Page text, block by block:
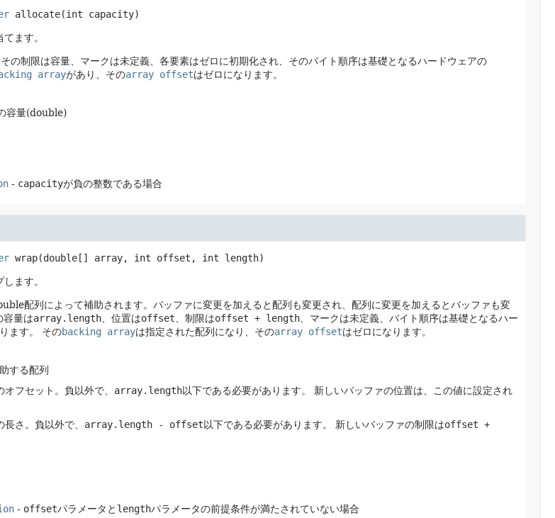
allocate(int capacity)
ます。
の制限は容量、マークは未定義、各要素はゼロに初期化され、そのバイト順序は基礎となるハードウェアの
arrayがあり、そのarray offsetはゼロになります。
容量(double)
- capacityが負の整数である場合
wrap(double[] array, int offset, int length)
ます。
配列によって補助されます。バッファに変更を加えると配列も変更され、配列に変更を加えるとバッファも変
容量はarray.length、位置はoffset 、制限はoffset + length、マークは未定義、バイト順序は基礎となるハー
ます。 そのbacking arrayは指定された配列になり、そのarray offsetはゼロになります。
する配列
フセット。負以外で、 array.length以下である必要があります。
新しいバッファの位置は、この値に設定され
さ。負以外で、 array.length - offset以下である必要があります。 新しいバッファの制限はoffset +
- offsetパラメータと lengthパラメータの前提条件が満たされていない場合